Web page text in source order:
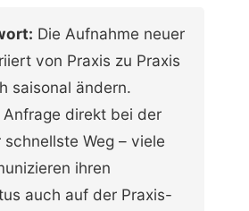
Die Aufnahme neuer
von Praxis zu Praxis
saisonal ändern.
direkt bei der
Weg – viele
ihren
auch auf der Praxis-